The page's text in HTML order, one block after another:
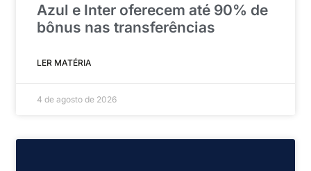
Azul e Inter oferecem até 90% de
bônus nas transferências
LER MATÉRIA
4 de agosto de 2026